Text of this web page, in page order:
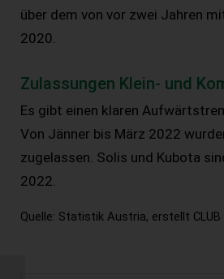
über dem von vor zwei Jahren
2020.
Zulassungen Klein- und
Es gibt einen klaren
Von Jänner bis März 2022
zugelassen. Solis und Kubota
2022.
Quelle: Statistik Austria, erstellt CLUB